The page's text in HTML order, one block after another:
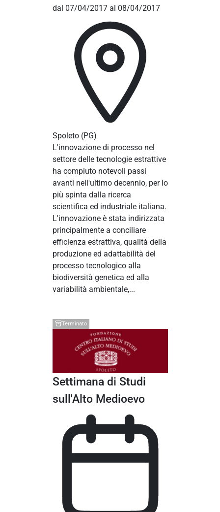
dal 07/04/2017 al 08/04/2017
Spoleto (PG)
L'innovazione di processo nel
settore delle tecnologie estrattive
ha compiuto notevoli passi
avanti nell'ultimo decennio, per lo
più spinta dalla ricerca
scientifica ed industriale italiana.
L'innovazione è stata indirizzata
principalmente a conciliare
efficienza estrattiva, qualità della
produzione ed adattabilità del
processo tecnologico alla
biodiversità genetica ed alla
variabilità ambientale,...
Terminato
Settimana di Studi
sull'Alto Medioevo